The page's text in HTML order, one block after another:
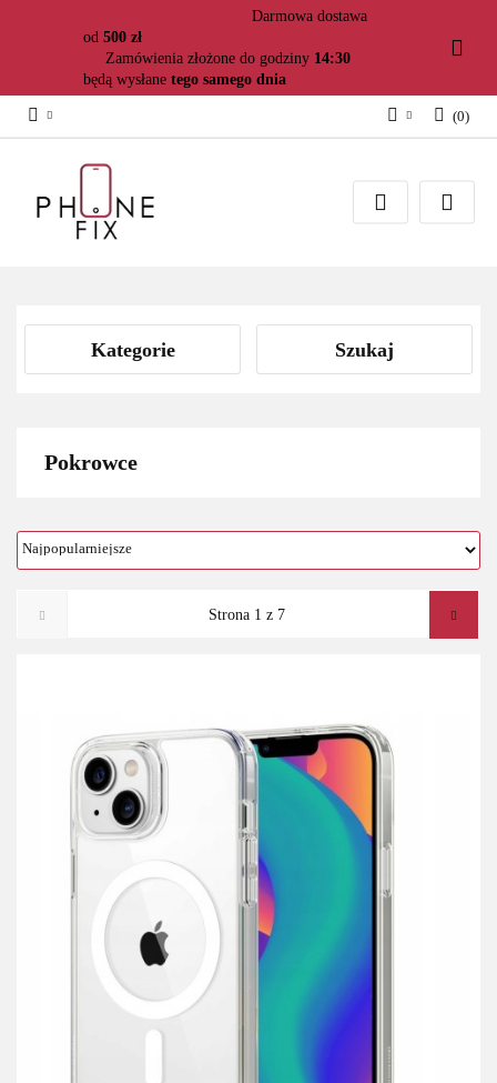
Darmowa dostawa
od 500 zł
Zamówienia złożone do godziny 14:30
będą wysłane tego samego dnia
Załóż konto
(0)
Kategorie Szukaj
Pokrowce